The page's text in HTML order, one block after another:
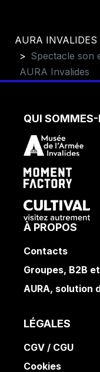
AURA INVALIDES
Spectacle son
AURA Invalides
QUI
À PROPOS
Contacts
Groupes, B2B
AURA, solution
LÉGALES
CGV / CGU
Cookies